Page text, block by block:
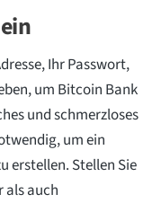
Ihr Passwort,
um Bitcoin Bank
und schmerzloses
um ein
erstellen. Stellen Sie
als auch